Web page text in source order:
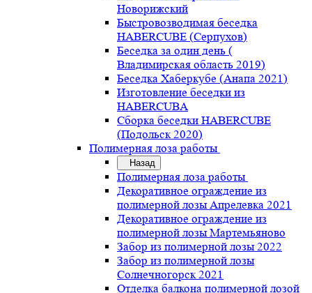
Новорижский
Быстровозводимая беседка
HABERCUBE (Серпухов)
Беседка за один день (
Владимирская область 2019)
Беседка Хаберкубе (Анапа 2021)
Изготовление беседки из
HABERCUBA
Сборка беседки HABERCUBE
(Подольск 2020)
Полимерная лоза работы
Назад
Полимерная лоза работы
Декоративное ограждение из
полимерной лозы Апрелевка 2021
Декоративное ограждение из
полимерной лозы Мартемьяново
Забор из полимерной лозы 2022
Забор из полимерной лозы
Солнечногорск 2021
Отделка балкона полимерной лозой